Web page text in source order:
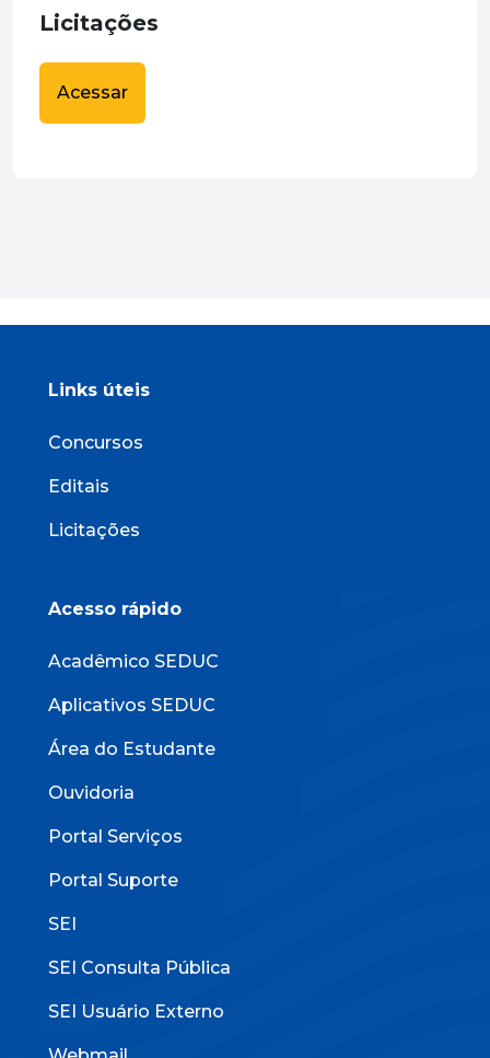
Licitações
Acessar
Links úteis
Concursos
Editais
Licitações
Acesso rápido
Acadêmico SEDUC
Aplicativos SEDUC
Área do Estudante
Ouvidoria
Portal Serviços
Portal Suporte
SEI
SEI Consulta Pública
SEI Usuário Externo